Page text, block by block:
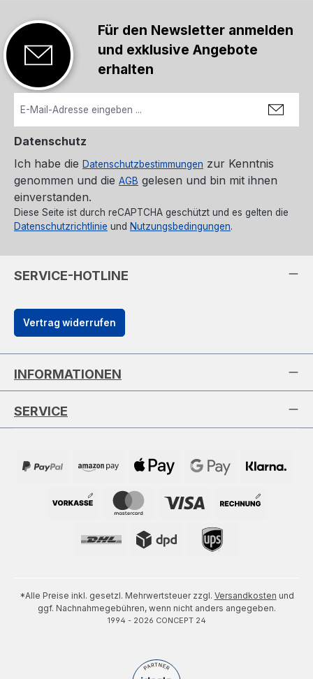
Für den Newsletter anmelden
und exklusive Angebote
erhalten
Datenschutz
Ich habe die Datenschutzbestimmungen zur Kenntnis
genommen und die AGB gelesen und bin mit ihnen
einverstanden.
Diese Seite ist durch reCAPTCHA geschützt und es gelten die
Datenschutzrichtlinie und Nutzungsbedingungen.
SERVICE-HOTLINE
Vertrag widerrufen
INFORMATIONEN
SERVICE
*Alle Preise inkl. gesetzl. Mehrwertsteuer zzgl. Versandkosten und
ggf. Nachnahmegebühren, wenn nicht anders angegeben.
1994 - 2026 CONCEPT 24